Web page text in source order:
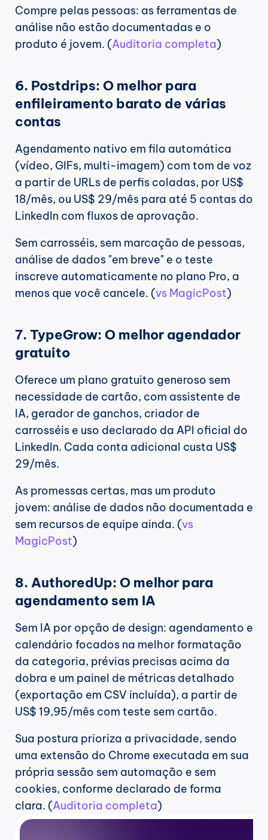
Compre pelas pessoas: as ferramentas de
análise não estão documentadas e o
produto é jovem. (Auditoria completa)
6. Postdrips: O melhor para
enfileiramento barato de várias
contas
Agendamento nativo em fila automática
(vídeo, GIFs, multi-imagem) com tom de voz
a partir de URLs de perfis coladas, por US$
18/mês, ou US$ 29/mês para até 5 contas do
LinkedIn com fluxos de aprovação.
Sem carrosséis, sem marcação de pessoas,
análise de dados "em breve" e o teste
inscreve automaticamente no plano Pro, a
menos que você cancele. (vs MagicPost)
7. TypeGrow: O melhor agendador
gratuito
Oferece um plano gratuito generoso sem
necessidade de cartão, com assistente de
IA, gerador de ganchos, criador de
carrosséis e uso declarado da API oficial do
LinkedIn. Cada conta adicional custa US$
29/mês.
As promessas certas, mas um produto
jovem: análise de dados não documentada e
sem recursos de equipe ainda. (vs
MagicPost)
8. AuthoredUp: O melhor para
agendamento sem IA
Sem IA por opção de design: agendamento e
calendário focados na melhor formatação
da categoria, prévias precisas acima da
dobra e um painel de métricas detalhado
(exportação em CSV incluída), a partir de
US$ 19,95/mês com teste sem cartão.
Sua postura prioriza a privacidade, sendo
uma extensão do Chrome executada em sua
própria sessão sem automação e sem
cookies, conforme declarado de forma
clara. (Auditoria completa)